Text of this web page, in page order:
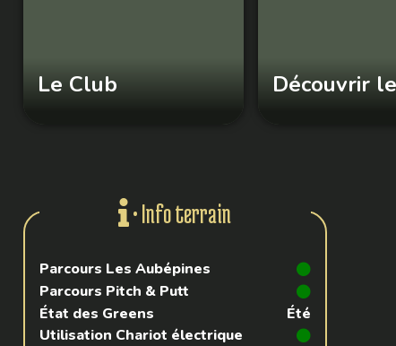
Le Club Découvrir
• Info terrain
Parcours Les Aubépines
Parcours Pitch & Putt
État des Greens
Été
Utilisation Chariot électrique
Les séniors
Contacts
Réservez une partie